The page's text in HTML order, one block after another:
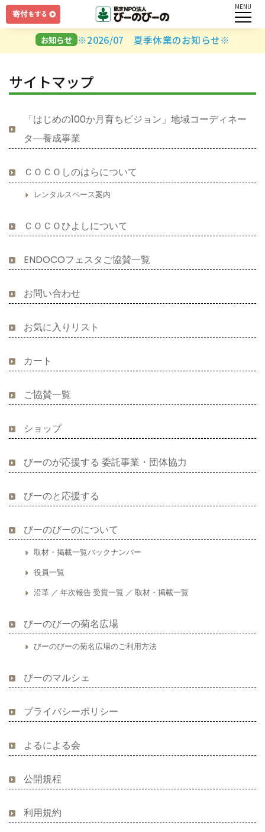
ログイン
ログインしたままにする
パスワードを忘れましたか？
MENU
お知らせ ※2026/07 夏季休業のお知らせ※
サイトマップ
「はじめの100か月育ちビジョン」地域コーディネー
タ―養成事業
ＣＯＣＯしのはらについて
レンタルスペース案内
ＣＯＣＯひよしについて
ENDOCOフェスタご協賛一覧
お問い合わせ
お気に入りリスト
カート
ご協賛一覧
ショップ
びーのが応援する 委託事業・団体協力
びーのと応援する
びーのびーのについて
取材・掲載一覧バックナンバー
役員一覧
沿革 ／ 年次報告 受賞一覧 ／ 取材・掲載一覧
びーのびーの菊名広場
びーのびーの菊名広場のご利用方法
びーのマルシェ
プライバシーポリシー
よるによる会
公開規程
利用規約